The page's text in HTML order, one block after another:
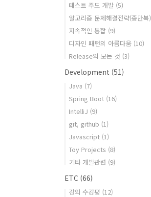
테스트 주도 개발 (5)
알고리즘 문제해결전략(종만북)
지속적인 통합 (9)
디자인 패턴의 아름다움 (10)
Release의 모든 것 (3)
Development (51)
Java (7)
Spring Boot (16)
IntelliJ (9)
git, github (1)
Javascript (1)
Toy Projects (8)
기타 개발관련 (9)
ETC (66)
강의 수강평 (12)